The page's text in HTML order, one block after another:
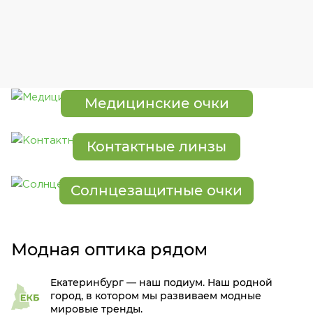
Медицинские очки
Контактные линзы
Солнцезащитные очки
Модная оптика рядом
Екатеринбург — наш подиум. Наш родной
город, в котором мы развиваем модные
мировые тренды.